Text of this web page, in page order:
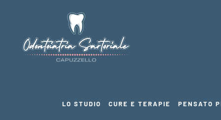
contenuto
LO STUDIO CURE E TERAPIE PENSATO